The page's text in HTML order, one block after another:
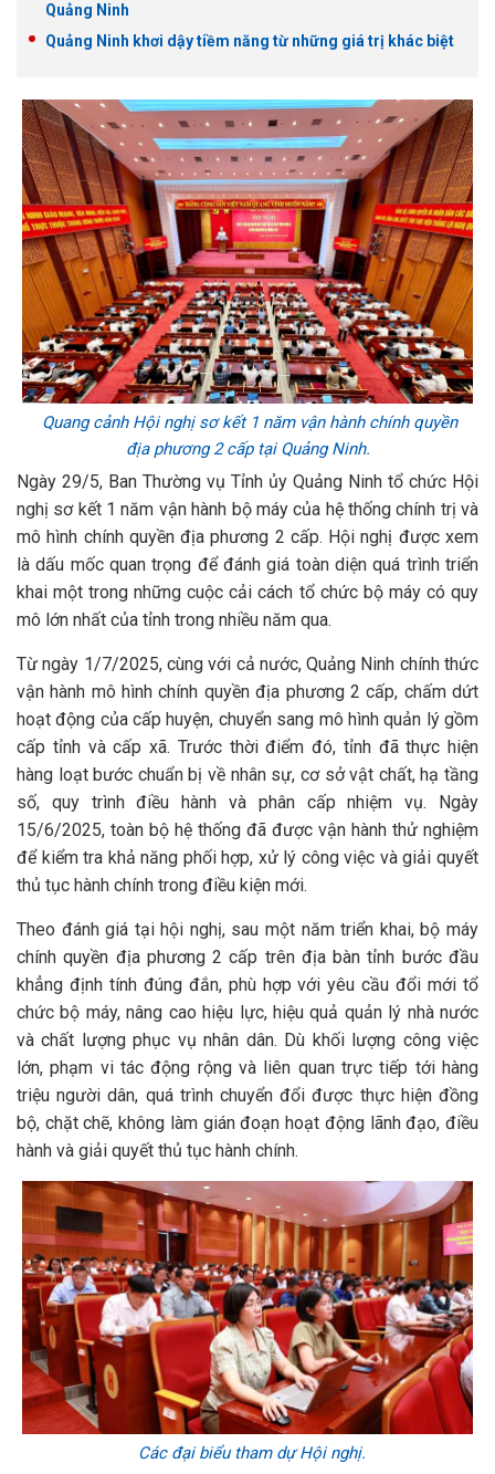
Quảng Ninh
Quảng Ninh khơi dậy tiềm năng từ những giá trị khác biệt
Quang cảnh Hội nghị sơ kết 1 năm vận hành chính quyền
địa phương 2 cấp tại Quảng Ninh.
Ngày 29/5, Ban Thường vụ Tỉnh ủy Quảng Ninh tổ chức Hội
nghị sơ kết 1 năm vận hành bộ máy của hệ thống chính trị và
mô hình chính quyền địa phương 2 cấp. Hội nghị được xem
là dấu mốc quan trọng để đánh giá toàn diện quá trình triển
khai một trong những cuộc cải cách tổ chức bộ máy có quy
mô lớn nhất của tỉnh trong nhiều năm qua.
Từ ngày 1/7/2025, cùng với cả nước, Quảng Ninh chính thức
vận hành mô hình chính quyền địa phương 2 cấp, chấm dứt
hoạt động của cấp huyện, chuyển sang mô hình quản lý gồm
cấp tỉnh và cấp xã. Trước thời điểm đó, tỉnh đã thực hiện
hàng loạt bước chuẩn bị về nhân sự, cơ sở vật chất, hạ tầng
số, quy trình điều hành và phân cấp nhiệm vụ. Ngày
15/6/2025, toàn bộ hệ thống đã được vận hành thử nghiệm
để kiểm tra khả năng phối hợp, xử lý công việc và giải quyết
thủ tục hành chính trong điều kiện mới.
Theo đánh giá tại hội nghị, sau một năm triển khai, bộ máy
chính quyền địa phương 2 cấp trên địa bàn tỉnh bước đầu
khẳng định tính đúng đắn, phù hợp với yêu cầu đổi mới tổ
chức bộ máy, nâng cao hiệu lực, hiệu quả quản lý nhà nước
và chất lượng phục vụ nhân dân. Dù khối lượng công việc
lớn, phạm vi tác động rộng và liên quan trực tiếp tới hàng
triệu người dân, quá trình chuyển đổi được thực hiện đồng
bộ, chặt chẽ, không làm gián đoạn hoạt động lãnh đạo, điều
hành và giải quyết thủ tục hành chính.
Các đại biểu tham dự Hội nghị.